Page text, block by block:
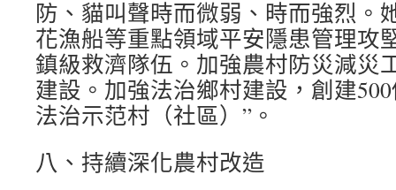
防、貓叫聲時而微弱、時而強烈。
花漁船等重點領域平安隱患管理攻
鎮級救濟隊伍。加強農村防災減災
建設。加強法治鄉村建設，創建
法治示范村（社區）”。
八、持續深化農村改造